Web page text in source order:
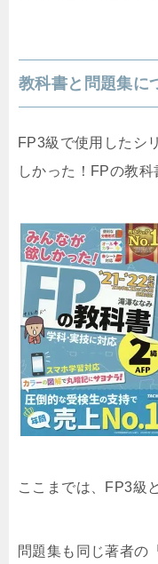
教科書と問題集に
FP3級で使用したシ
しかった！FPの教科
ここまでは、FP3級
問題集も同じ著者の